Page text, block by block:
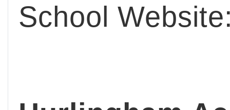
School